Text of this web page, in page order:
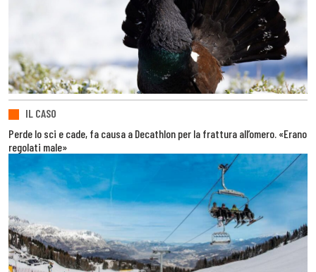
IL CASO
Perde lo sci e cade, fa causa a Decathlon per la frattura all’omero. «Erano
regolati male»